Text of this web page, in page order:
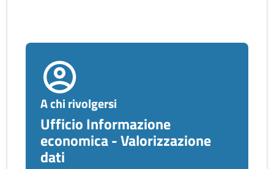
A chi rivolgersi
Ufficio Informazione
economica - Valorizzazione
dati